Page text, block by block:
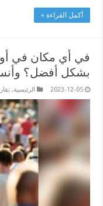
أكمل القراءة »
في أي مكان في
بشكل أفضل؟
2023-12-05 الرئيسية,